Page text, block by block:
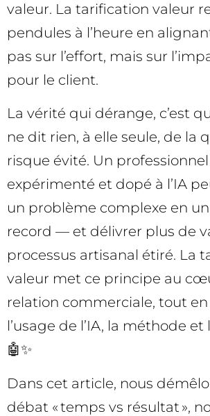
valeur. La tarification valeur
pendules à l’heure en
pas sur l’effort, mais sur
pour le client.
La vérité qui dérange, c’est
ne dit rien, à elle seule, de la
risque évité. Un
expérimenté et dopé à l’IA
un problème complexe en
record — et délivrer plus de
processus artisanal étiré. La
valeur met ce principe au
relation commerciale, tout
l’usage de l’IA, la méthode
🤖✨
Dans cet article, nous
débat « temps vs résultat »,